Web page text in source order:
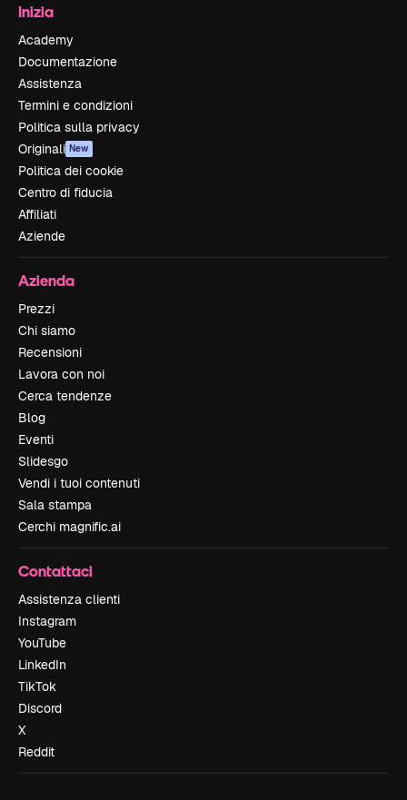
Inizia
Academy
Documentazione
Assistenza
Termini e condizioni
Politica sulla privacy
Originali New
Politica dei cookie
Centro di fiducia
Affiliati
Aziende
Azienda
Prezzi
Chi siamo
Recensioni
Lavora con noi
Cerca tendenze
Blog
Eventi
Slidesgo
Vendi i tuoi contenuti
Sala stampa
Cerchi magnific.ai
Contattaci
Assistenza clienti
Instagram
YouTube
LinkedIn
TikTok
Discord
X
Reddit